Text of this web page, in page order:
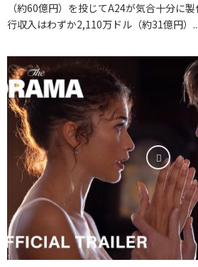
（約60億円）を投じてA24が気合十分に
行収入はわずか2,110万ドル（約31億円）...